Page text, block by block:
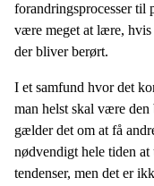
forandringsprocesser til
være meget at lære,
der bliver berørt.
I et samfund hvor det
man helst skal være den
gælder det om at få
nødvendigt hele tiden
tendenser, men det er